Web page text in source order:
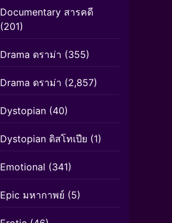
Documentary สารคดี
(201)
Drama ดราม่า (355)
Drama ดราม่า (2,857)
Dystopian (40)
Dystopian ดิสโทเปีย (1)
Emotional (341)
Epic มหากาพย์ (5)